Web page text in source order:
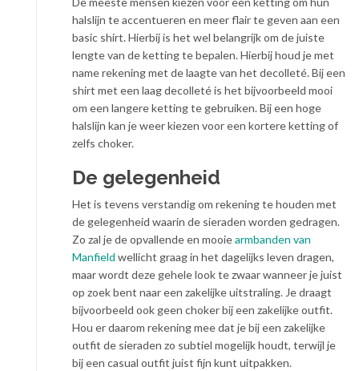
halslijn te accentueren en meer flair te geven aan een
basic shirt. Hierbij is het wel belangrijk om de juiste
lengte van de ketting te bepalen. Hierbij houd je met
name rekening met de laagte van het decolleté. Bij een
shirt met een laag decolleté is het bijvoorbeeld mooi
om een langere ketting te gebruiken. Bij een hoge
halslijn kan je weer kiezen voor een kortere ketting of
zelfs choker.
De gelegenheid
Het is tevens verstandig om rekening te houden met
de gelegenheid waarin de sieraden worden gedragen.
Zo zal je de opvallende en mooiearmbanden van
Manfield wellicht graag in het dagelijks leven dragen,
maar wordt deze gehele look te zwaar wanneer je juist
op zoek bent naar een zakelijke uitstraling. Je draagt
bijvoorbeeld ook geen choker bij een zakelijke outfit.
Hou er daarom rekening mee dat je bij een zakelijke
outfit de sieraden zo subtiel mogelijk houdt, terwijl je
bij een casual outfit juist fijn kunt uitpakken.